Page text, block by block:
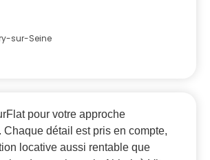
sur-Seine
pour votre approche
Chaque détail est pris en compte,
locative aussi rentable que